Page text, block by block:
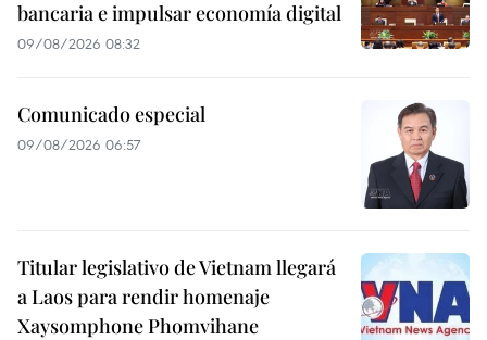
bancaria e impulsar economía digital
09/08/2026 08:32
Comunicado especial
09/08/2026 06:57
Titular legislativo de Vietnam llegará
a Laos para rendir homenaje
Xaysomphone Phomvihane